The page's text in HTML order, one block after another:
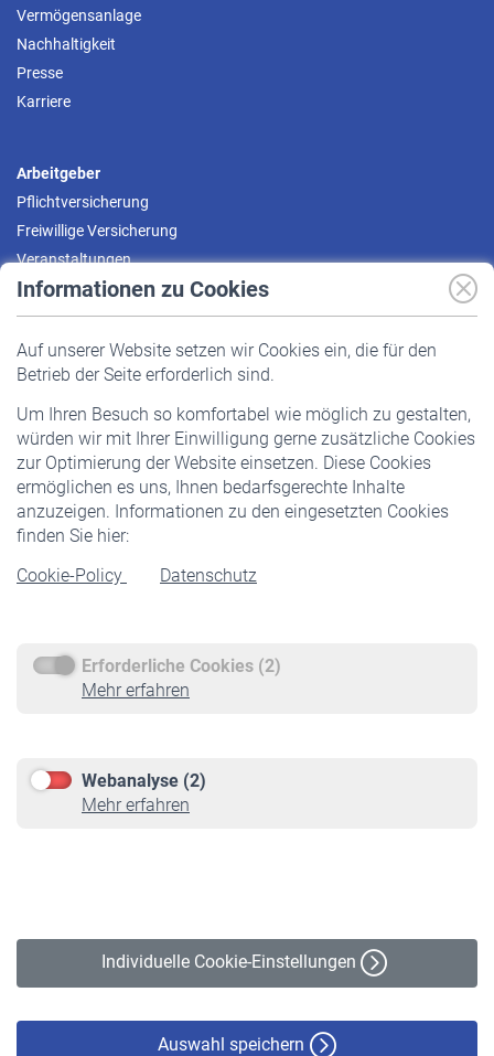
Informationen zu Cookies
Auf unserer Website setzen wir Cookies ein, die für den
Betrieb der Seite erforderlich sind.
Um Ihren Besuch so komfortabel wie möglich zu gestalten,
würden wir mit Ihrer Einwilligung gerne zusätzliche Cookies
zur Optimierung der Website einsetzen. Diese Cookies
ermöglichen es uns, Ihnen bedarfsgerechte Inhalte
anzuzeigen. Informationen zu den eingesetzten Cookies
finden Sie hier:
Cookie-Policy
Datenschutz
Erforderliche Cookies (2)
Mehr erfahren
Webanalyse (2)
Mehr erfahren
Individuelle Cookie-Einstellungen
Auswahl speichern
Vermögensanlage
Nachhaltigkeit
Presse
Karriere
Arbeitgeber
Pflichtversicherung
Freiwillige Versicherung
Veranstaltungen
Pflichtversicherung
Staatliche Förderung
Veranstaltungen
Rentner
Rentenbeginn
Rente beantragen
Service
Informationen
Online-Rechner
VBLnewsletter
Erklärung zur Barrierefreiheit